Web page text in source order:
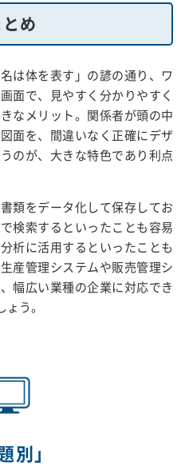
め
は体を表す」の諺の通り、ワ
面で、見やすく分かりやすく
なメリット。関係者が頭の中
面を、間違いなく正確にデザ
のが、大きな特色であり利点
類をデータ化して保存してお
検索するといったことも容易
析に活用するといったことも
産管理システムや販売管理シ
幅広い業種の企業に対応でき
う。
別」